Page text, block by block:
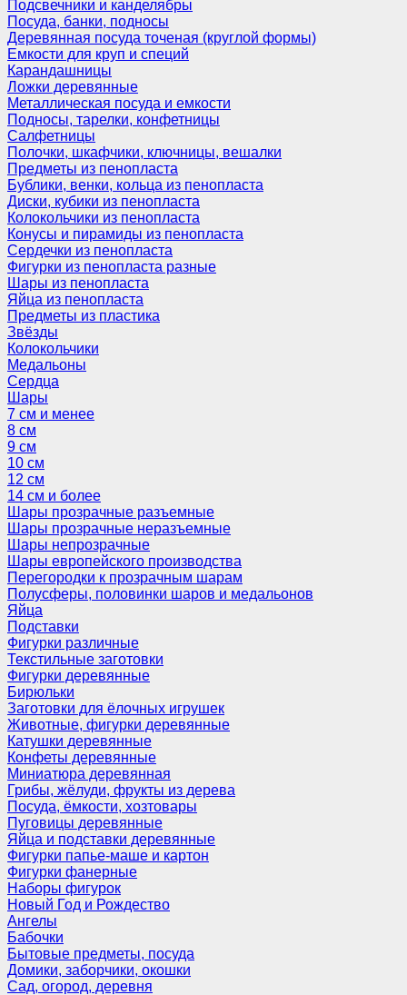
Подсвечники и канделябры
Посуда, банки, подносы
Деревянная посуда точеная (круглой формы)
Емкости для круп и специй
Карандашницы
Ложки деревянные
Металлическая посуда и емкости
Подносы, тарелки, конфетницы
Салфетницы
Полочки, шкафчики, ключницы, вешалки
Предметы из пенопласта
Бублики, венки, кольца из пенопласта
Диски, кубики из пенопласта
Колокольчики из пенопласта
Конусы и пирамиды из пенопласта
Сердечки из пенопласта
Фигурки из пенопласта разные
Шары из пенопласта
Яйца из пенопласта
Предметы из пластика
Звёзды
Колокольчики
Медальоны
Сердца
Шары
7 см и менее
8 см
9 см
10 см
12 см
14 см и более
Шары прозрачные разъемные
Шары прозрачные неразъемные
Шары непрозрачные
Шары европейского производства
Перегородки к прозрачным шарам
Полусферы, половинки шаров и медальонов
Яйца
Подставки
Фигурки различные
Текстильные заготовки
Фигурки деревянные
Бирюльки
Заготовки для ёлочных игрушек
Животные, фигурки деревянные
Катушки деревянные
Конфеты деревянные
Миниатюра деревянная
Грибы, жёлуди, фрукты из дерева
Посуда, ёмкости, хозтовары
Пуговицы деревянные
Яйца и подставки деревянные
Фигурки папье-маше и картон
Фигурки фанерные
Наборы фигурок
Новый Год и Рождество
Ангелы
Бабочки
Бытовые предметы, посуда
Домики, заборчики, окошки
Сад, огород, деревня